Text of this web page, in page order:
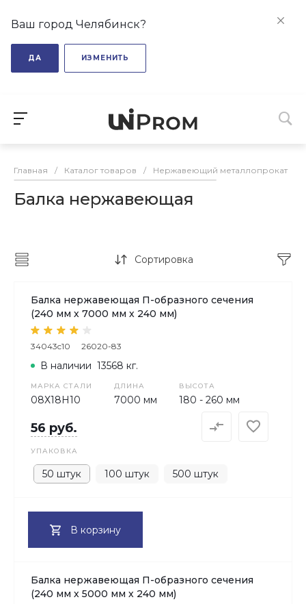
Ваш город Челябинск?
ДА ИЗМЕНИТЬ
Главная / Каталог товаров / Нержавеющий металлопрокат
Балка нержавеющая
Сортировка
Балка нержавеющая П-образного сечения
(240 мм х 7000 мм х 240 мм)
34043c10 26020-83
МАРКА СТАЛИ
08Х18H10
ДЛИНА
7000 мм
ВЫСОТА
180 - 260 мм
В наличии 13568 кг.
56 руб.
УПАКОВКА
50 штук 100 штук 500 штук
В корзину
Балка нержавеющая П-образного сечения
(240 мм х 5000 мм х 240 мм)